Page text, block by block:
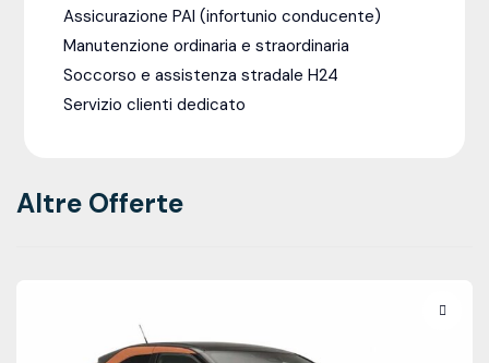
Assicurazione PAI (infortunio conducente)
Manutenzione ordinaria e straordinaria
Soccorso e assistenza stradale H24
Servizio clienti dedicato
Altre Offerte